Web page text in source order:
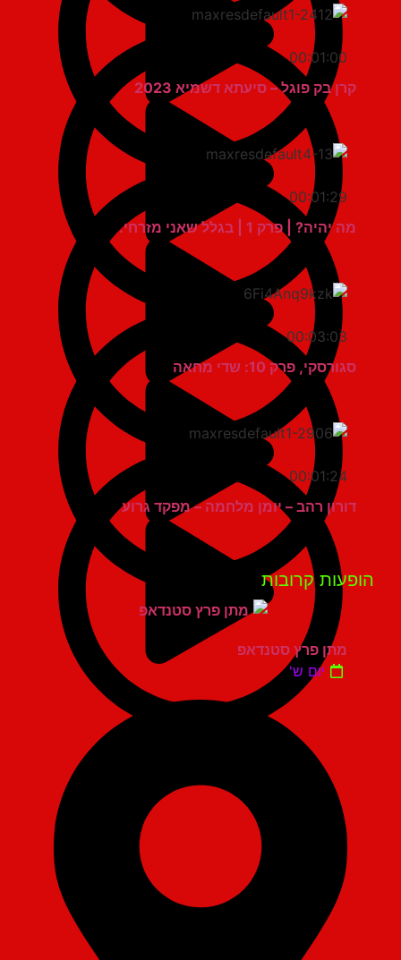
00:01:00
קרן בק פוגל – סיעתא דשמיא 2023
00:01:29
מה יהיה? | פרק 1 | בגלל שאני מזרחי.
00:03:03
סגורסקי, פרק 10: שדי מחאה
00:01:24
דורון רהב – יומן מלחמה – מפקד גרוע
קרובות
מתן פרץ סטנדאפ
יום ש'